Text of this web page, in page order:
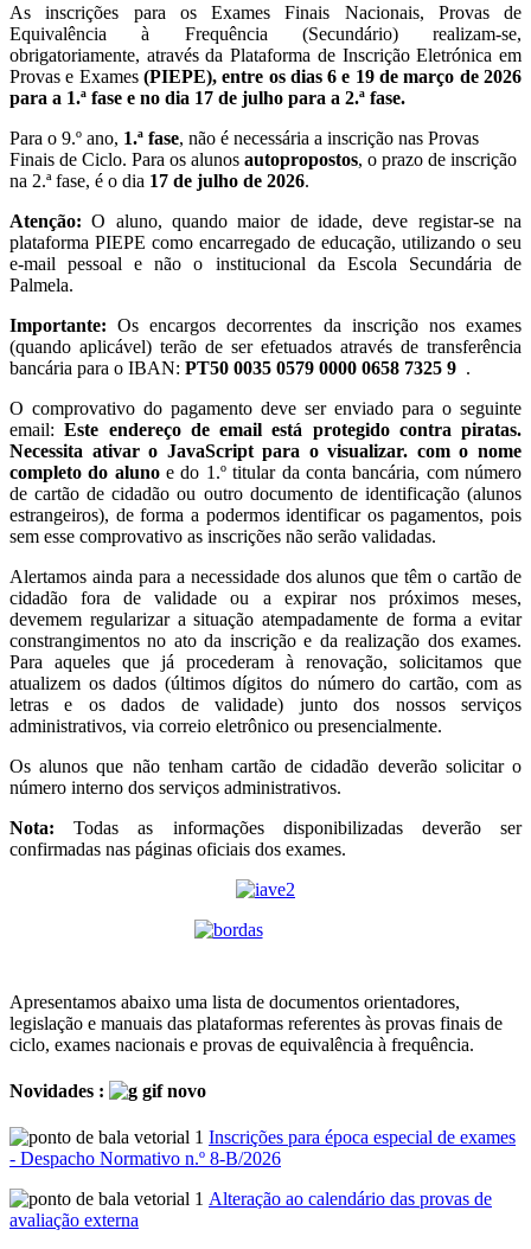
As inscrições para os Exames Finais Nacionais, Provas de
Equivalência à Frequência (Secundário) realizam-se,
obrigatoriamente, através da Plataforma de Inscrição Eletrónica em
Provas e Exames (PIEPE), entre os dias 6 e 19 de março de 2026
para a 1.ª fase e no dia 17 de julho para a 2.ª fase.
Para o 9.º ano, 1.ª fase, não é necessária a inscrição nas Provas
Finais de Ciclo. Para os alunos autopropostos, o prazo de inscrição
na 2.ª fase, é o dia 17 de julho de 2026.
Atenção: O aluno, quando maior de idade, deve registar-se na
plataforma PIEPE como encarregado de educação, utilizando o seu
e-mail pessoal e não o institucional da Escola Secundária de
Palmela.
Importante: Os encargos decorrentes da inscrição nos exames
(quando aplicável) terão de ser efetuados através de transferência
bancária para o IBAN: PT50 0035 0579 0000 0658 7325 9 .
O comprovativo do pagamento deve ser enviado para o seguinte
email:Este endereço de email está protegido contra piratas.
Necessita ativar o JavaScript para o visualizar. com o nome
completo do alunoe do 1.º titular da conta bancária, com número
de cartão de cidadão ou outro documento de identificação (alunos
estrangeiros), de forma a podermos identificar os pagamentos, pois
sem esse comprovativo as inscrições não serão validadas.
Alertamos ainda para a necessidade dos alunos que têm o cartão de
cidadão fora de validade ou a expirar nos próximos meses,
devemem regularizar a situação atempadamente de forma a evitar
constrangimentos no ato da inscrição e da realização dos exames.
Para aqueles que já procederam à renovação, solicitamos que
atualizem os dados (últimos dígitos do número do cartão, com as
letras e os dados de validade) junto dos nossos serviços
administrativos, via correio eletrônico ou presencialmente.
Os alunos que não tenham cartão de cidadão deverão solicitar o
número interno dos serviços administrativos.
Nota: Todas as informações disponibilizadas deverão ser
confirmadas nas páginas oficiais dos exames.
Apresentamos abaixo uma lista de documentos orientadores,
legislação e manuais das plataformas referentes às provas finais de
ciclo, exames nacionais e provas de equivalência à frequência.
Novidades :
Inscrições para época especial de exames
- Despacho Normativo n.º 8-B/2026
Alteração ao calendário das provas de
avaliação externa